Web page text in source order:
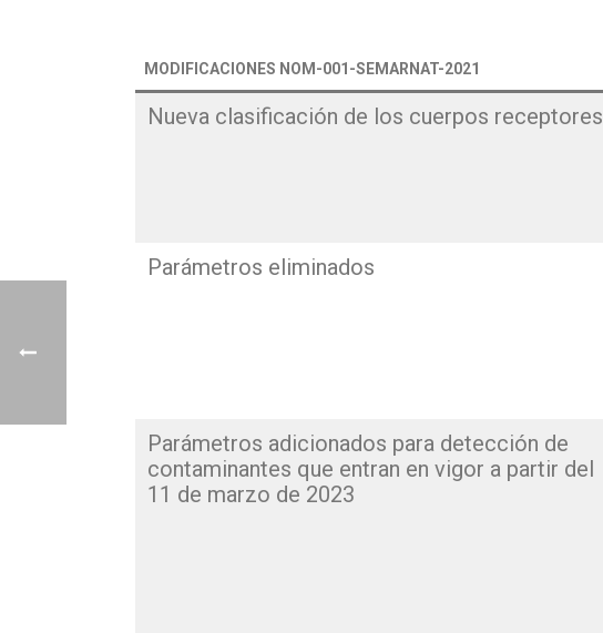
MODIFICACIONES NOM-001-SEMARNAT-2021
Nueva clasificación de los cuerpos receptores
Parámetros eliminados
Parámetros adicionados para detección de
contaminantes que entran en vigor a partir del
11 de marzo de 2023